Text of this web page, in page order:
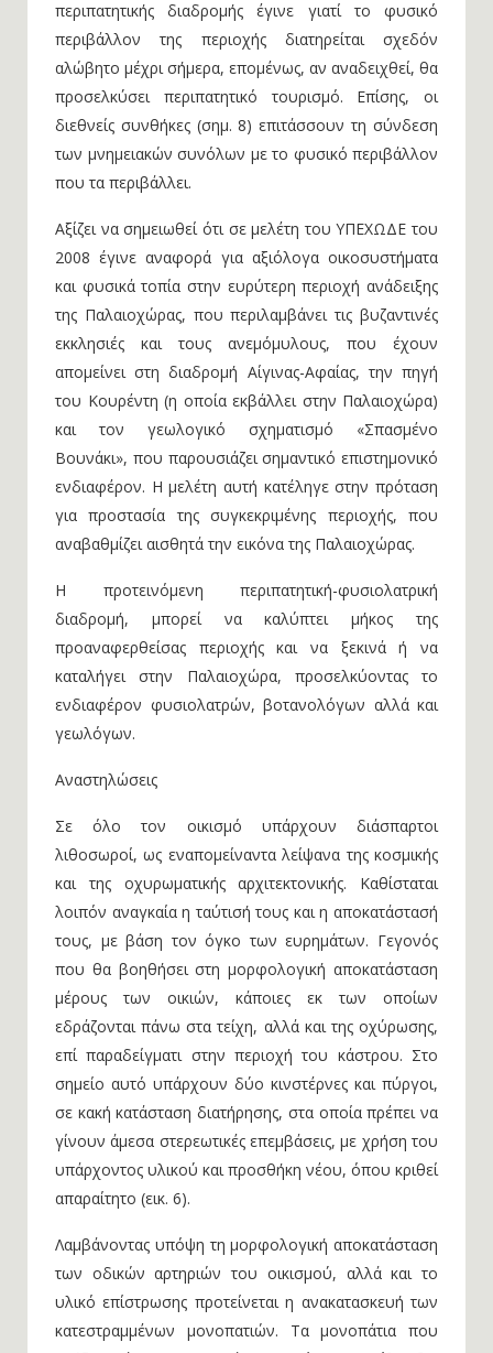
περιπατητικής διαδρομής έγινε γιατί το φυσικό
περιβάλλον της περιοχής διατηρείται σχεδόν
αλώβητο μέχρι σήμερα, επομένως, αν αναδειχθεί, θα
προσελκύσει περιπατητικό τουρισμό. Επίσης, οι
διεθνείς συνθήκες (σημ. 8) επιτάσσουν τη σύνδεση
των μνημειακών συνόλων με το φυσικό περιβάλλον
που τα περιβάλλει.
Αξίζει να σημειωθεί ότι σε μελέτη του ΥΠΕΧΩΔΕ του
2008 έγινε αναφορά για αξιόλογα οικοσυστήματα
και φυσικά τοπία στην ευρύτερη περιοχή ανάδειξης
της Παλαιοχώρας, που περιλαμβάνει τις βυζαντινές
εκκλησιές και τους ανεμόμυλους, που έχουν
απομείνει στη διαδρομή Αίγινας-Αφαίας, την πηγή
του Κουρέντη (η οποία εκβάλλει στην Παλαιοχώρα)
και τον γεωλογικό σχηματισμό «Σπασμένο
Βουνάκι», που παρουσιάζει σημαντικό επιστημονικό
ενδιαφέρον. Η μελέτη αυτή κατέληγε στην πρόταση
για προστασία της συγκεκριμένης περιοχής, που
αναβαθμίζει αισθητά την εικόνα της Παλαιοχώρας.
Η προτεινόμενη περιπατητική-φυσιολατρική
διαδρομή, μπορεί να καλύπτει μήκος της
προαναφερθείσας περιοχής και να ξεκινά ή να
καταλήγει στην Παλαιοχώρα, προσελκύοντας το
ενδιαφέρον φυσιολατρών, βοτανολόγων αλλά και
γεωλόγων.
Αναστηλώσεις
Σε όλο τον οικισμό υπάρχουν διάσπαρτοι
λιθοσωροί, ως εναπομείναντα λείψανα της κοσμικής
και της οχυρωματικής αρχιτεκτονικής. Καθίσταται
λοιπόν αναγκαία η ταύτισή τους και η αποκατάστασή
τους, με βάση τον όγκο των ευρημάτων. Γεγονός
που θα βοηθήσει στη μορφολογική αποκατάσταση
μέρους των οικιών, κάποιες εκ των οποίων
εδράζονται πάνω στα τείχη, αλλά και της οχύρωσης,
επί παραδείγματι στην περιοχή του κάστρου. Στο
σημείο αυτό υπάρχουν δύο κινστέρνες και πύργοι,
σε κακή κατάσταση διατήρησης, στα οποία πρέπει να
γίνουν άμεσα στερεωτικές επεμβάσεις, με χρήση του
υπάρχοντος υλικού και προσθήκη νέου, όπου κριθεί
απαραίτητο (εικ. 6).
Λαμβάνοντας υπόψη τη μορφολογική αποκατάσταση
των οδικών αρτηριών του οικισμού, αλλά και το
υλικό επίστρωσης προτείνεται η ανακατασκευή των
κατεστραμμένων μονοπατιών. Τα μονοπάτια που